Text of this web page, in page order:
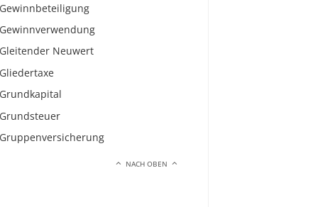
Gewinnbeteiligung
Gewinnverwendung
Gleitender Neuwert
Gliedertaxe
Grundkapital
Grundsteuer
Gruppenversicherung
NACH OBEN